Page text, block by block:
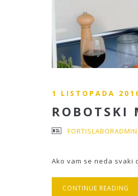
1 LISTOPADA
ROBOTSKI
FORTISLABORADMIN
Ako vam se neda svaki
CONTINUE READING